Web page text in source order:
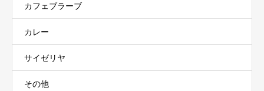
カフェブラーブ
カレー
サイゼリヤ
その他